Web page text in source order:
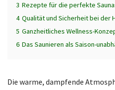
3 Rezepte für die perfekte
4 Qualität und Sicherheit bei der
5 Ganzheitliches Wellness-
6 Das Saunieren als Saison-
Die warme, dampfende